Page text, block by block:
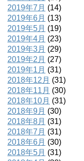
2019年7月 (14)
2019年6月 (13)
2019年5月 (19)
2019年4月 (23)
2019年3月 (29)
2019年2月 (27)
2019年1月 (31)
2018年12月 (31)
2018年11月 (30)
2018年10月 (31)
2018年9月 (30)
2018年8月 (31)
2018年7月 (31)
2018年6月 (30)
2018年5月 (31)